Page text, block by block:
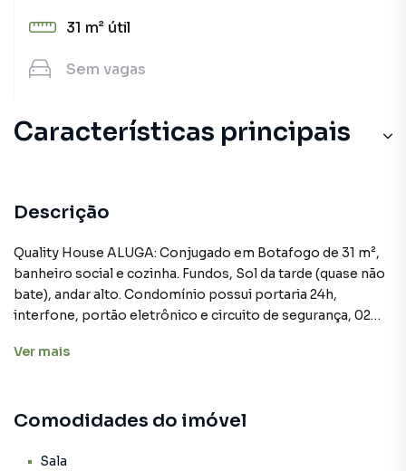
31 m² útil
Sem vagas
Características principais
Descrição
Quality House ALUGA: Conjugado em Botafogo de 31 m²,
banheiro social e cozinha. Fundos, Sol da tarde (quase não
bate), andar alto. Condomínio possui portaria 24h,
interfone, portão eletrônico e circuito de segurança, 02
bem localizado em Botafogo ao lado da Azurra Jeep,
comércio, bancos e restaurantes em sua proximidade.
aproximados e podem sofrer alterações. Agende sua visita
Ver mais
Comodidades do imóvel
Sala